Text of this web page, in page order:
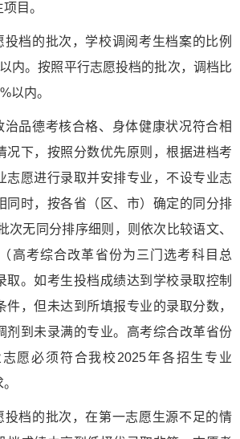
目。
投档的批次，学校调阅考生档案的比例
内。按照平行志愿投档的批次，调档比
以内。
治品德考核合格、身体健康状况符合相
况下，按照分数优先原则，根据进档考
志愿进行录取并安排专业，不设专业志
同时，按各省（区、市）确定的同分排
次无同分排序细则，则依次比较语文、
高考综合改革省份为三门选考科目总
取。如考生投档成绩达到学校录取控制
件，但未达到所填报专业的录取分数，
剂到未录满的专业。高考综合改革省份
愿必须符合我校2025年各招生专业
投档的批次，在第一志愿生源不足的情